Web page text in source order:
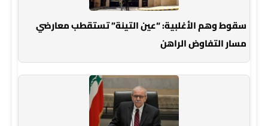
سقوط وهم الأغلبية: “عين التينة” تستقطب معارضي
مسار التفاوض الراهن